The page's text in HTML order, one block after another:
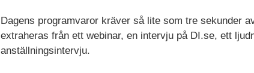
Dagens programvaror kräver så lite som tre sekunder
extraheras från ett webinar, en intervju på DI.se, ett
anställningsintervju.